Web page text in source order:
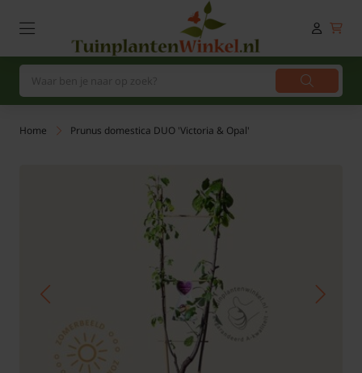
Home Prunus domestica DUO 'Victoria & Opal'